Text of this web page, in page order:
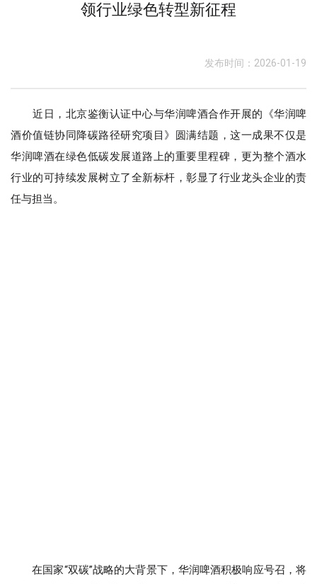
领行业绿色转型新征程
发布时间：2026-01-19
近日，北京鉴衡认证中心与华润啤酒合作开展的《华润啤
酒价值链协同降碳路径研究项目》圆满结题，这一成果不仅是
华润啤酒在绿色低碳发展道路上的重要里程碑，更为整个酒水
行业的可持续发展树立了全新标杆，彰显了行业龙头企业的责
任与担当。
在国家“双碳”战略的大背景下，华润啤酒积极响应号召，将